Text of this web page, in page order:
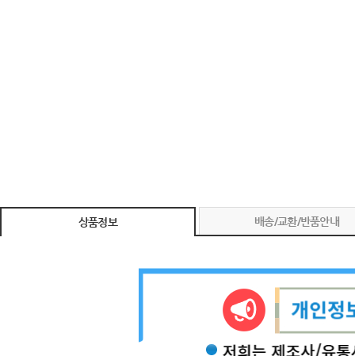
상품정보 배송/교환/반품안내